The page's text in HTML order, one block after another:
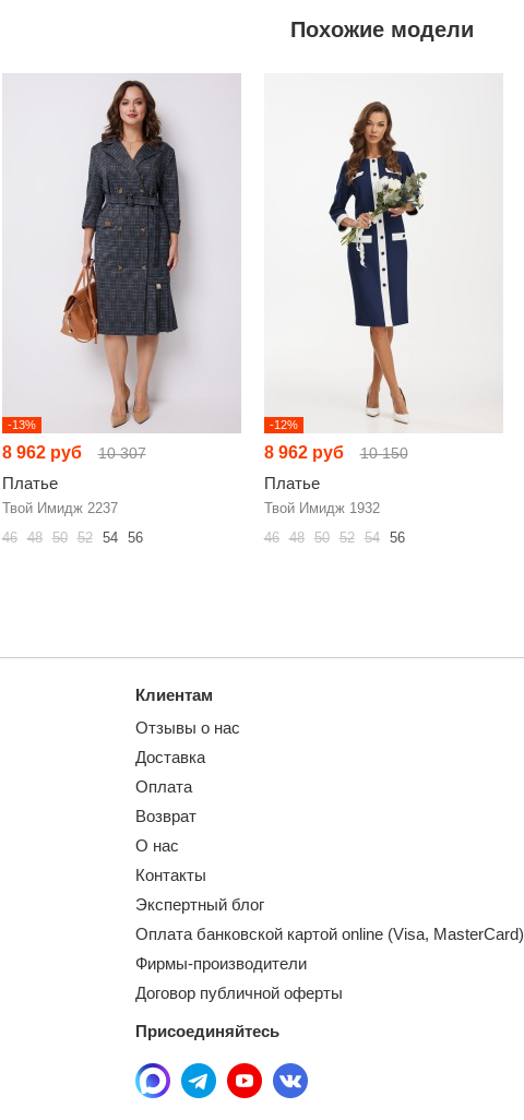
Похожие модели
-13%
8 962 руб 10 307
Платье
Твой Имидж 2237
46 48 50 52 54 56
-12%
8 962 руб 10 150
Платье
Твой Имидж 1932
46 48 50 52 54 56
Клиентам
Отзывы о нас
Доставка
Оплата
Возврат
О нас
Контакты
Экспертный блог
Оплата банковской картой online (Visa, MasterCard)
Фирмы-производители
Договор публичной оферты
Присоединяйтесь